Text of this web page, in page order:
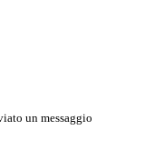
un messaggio